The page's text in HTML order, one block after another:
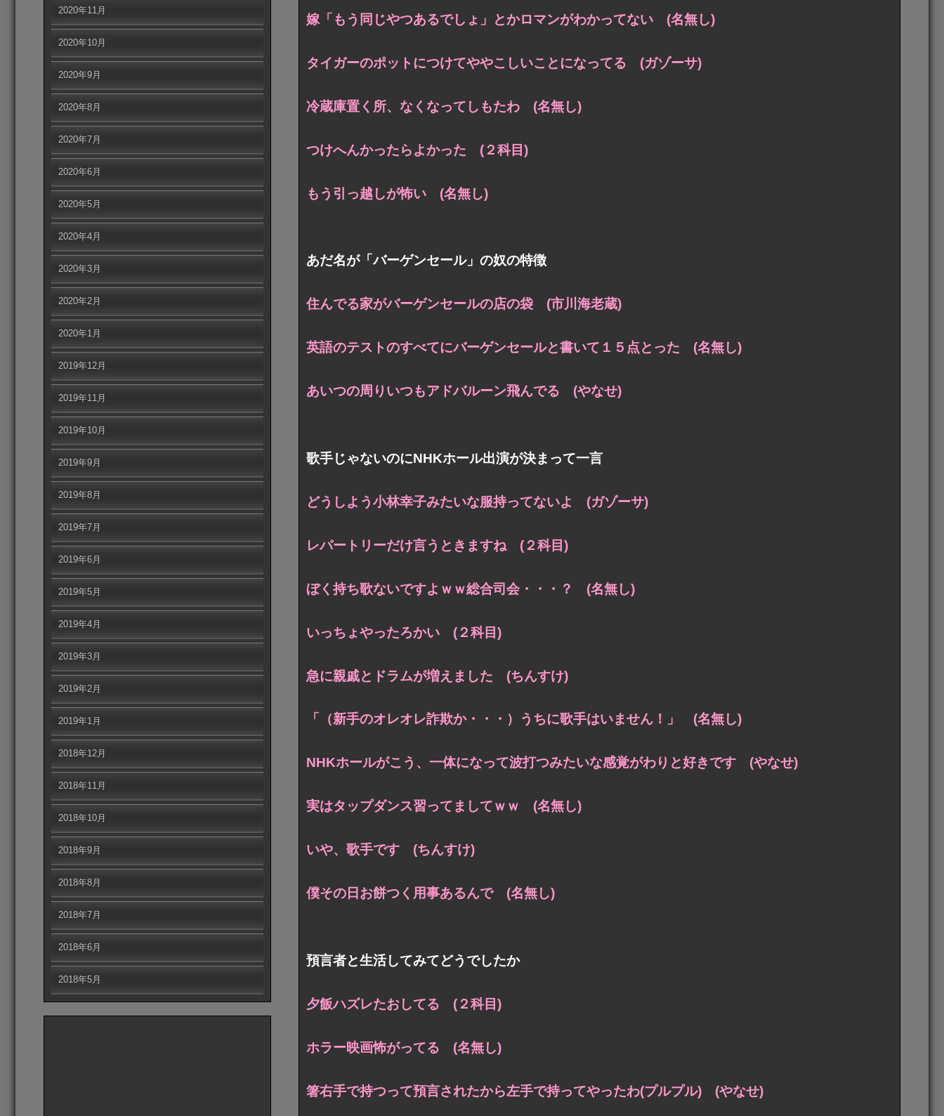
嫁「もう同じやつあるでしょ」とかロマンがわかってない (名無し)
タイガーのポットにつけてややこしいことになってる (ガゾーサ)
冷蔵庫置く所、なくなってしもたわ (名無し)
つけへんかったらよかった (２科目)
もう引っ越しが怖い (名無し)
あだ名が「バーゲンセール」の奴の特徴
住んでる家がバーゲンセールの店の袋 (市川海老蔵)
英語のテストのすべてにバーゲンセールと書いて１５点とった (名無し)
あいつの周りいつもアドバルーン飛んでる (やなせ)
歌手じゃないのにNHKホール出演が決まって一言
どうしよう小林幸子みたいな服持ってないよ (ガゾーサ)
レパートリーだけ言うときますね (２科目)
ぼく持ち歌ないですよｗｗ総合司会・・・？ (名無し)
いっちょやったろかい (２科目)
急に親戚とドラムが増えました (ちんすけ)
「（新手のオレオレ詐欺か・・・）うちに歌手はいません！」 (名無し)
NHKホールがこう、一体になって波打つみたいな感覚がわりと好きです (やなせ)
実はタップダンス習ってましてｗｗ (名無し)
いや、歌手です (ちんすけ)
僕その日お餅つく用事あるんで (名無し)
預言者と生活してみてどうでしたか
夕飯ハズレたおしてる (２科目)
ホラー映画怖がってる (名無し)
箸右手で持つって預言されたから左手で持ってやったわ(プルプル) (やなせ)
2020年11月
2020年10月
2020年9月
2020年8月
2020年7月
2020年6月
2020年5月
2020年4月
2020年3月
2020年2月
2020年1月
2019年12月
2019年11月
2019年10月
2019年9月
2019年8月
2019年7月
2019年6月
2019年5月
2019年4月
2019年3月
2019年2月
2019年1月
2018年12月
2018年11月
2018年10月
2018年9月
2018年8月
2018年7月
2018年6月
2018年5月